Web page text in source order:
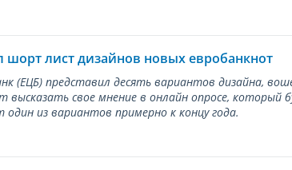
шорт лист дизайнов новых евробанкнот
(ЕЦБ) представил десять вариантов дизайна,
свое мнение в онлайн опросе,
из вариантов примерно к концу года.